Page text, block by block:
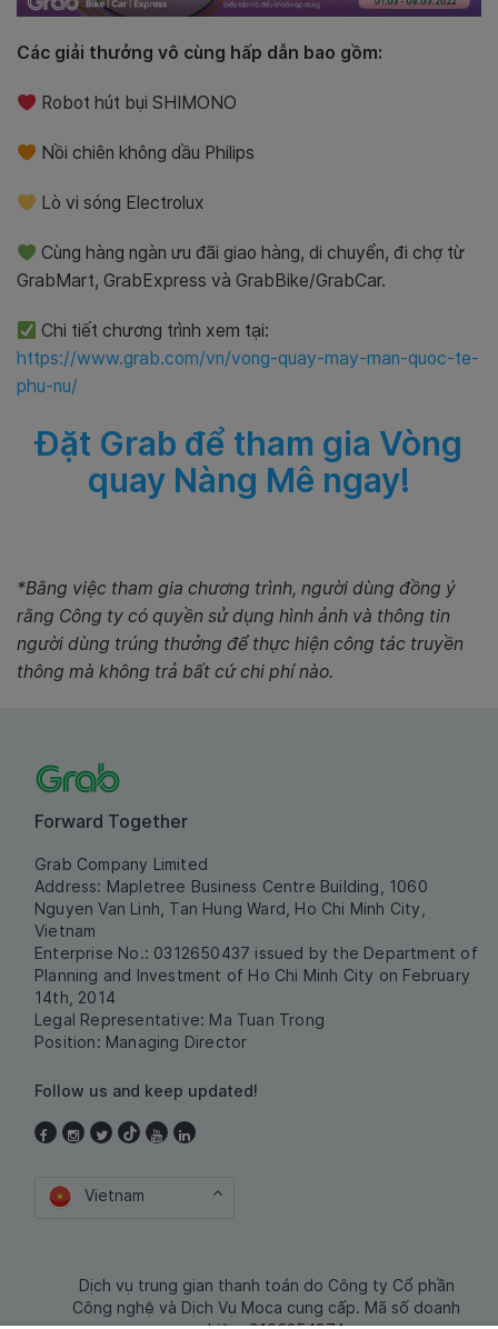
Các giải thưởng vô cùng hấp dẫn bao gồm:
Robot hút bụi SHIMONO
Nồi chiên không dầu Philips
Lò vi sóng Electrolux
Cùng hàng ngàn ưu đãi giao hàng, di chuyển, đi chợ từ
GrabMart, GrabExpress và GrabBike/GrabCar.
Chi tiết chương trình xem tại:
https://www.grab.com/vn/vong-quay-may-man-quoc-te-
phu-nu/
Đặt Grab để tham gia Vòng
quay Nàng Mê ngay!
*Bằng việc tham gia chương trình, người dùng đồng ý
rằng Công ty có quyền sử dụng hình ảnh và thông tin
người dùng trúng thưởng để thực hiện công tác truyền
thông mà không trả bất cứ chi phí nào.
Forward Together
Grab Company Limited
Address: Mapletree Business Centre Building, 1060
Nguyen Van Linh, Tan Hung Ward, Ho Chi Minh City,
Vietnam
Enterprise No.: 0312650437 issued by the Department of
Planning and Investment of Ho Chi Minh City on February
14th, 2014
Legal Representative: Ma Tuan Trong
Position: Managing Director
Follow us and keep updated!
Vietnam
Dịch vụ trung gian thanh toán do Công ty Cổ phần
Công nghệ và Dịch Vụ Moca cung cấp. Mã số doanh